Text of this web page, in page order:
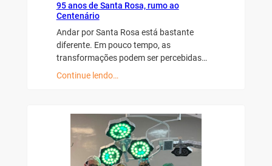
95 anos de Santa Rosa, rumo ao
Centenário
Andar por Santa Rosa está bastante
diferente. Em pouco tempo, as
transformações podem ser percebidas…
Continue lendo…